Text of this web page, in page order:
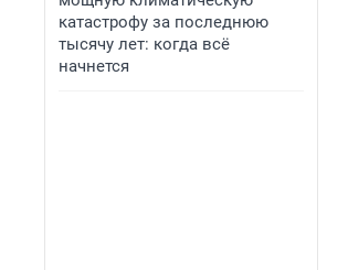
катастрофу за последнюю
тысячу лет: когда всё
начнется